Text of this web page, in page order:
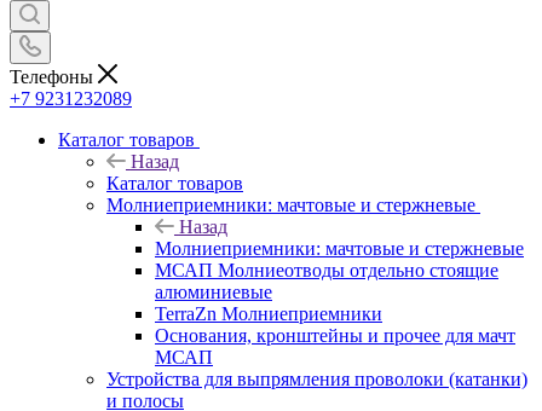
Телефоны
+7 9231232089
Каталог товаров
Назад
Каталог товаров
Молниеприемники: мачтовые и стержневые
Назад
Молниеприемники: мачтовые и стержневые
МСАП Молниеотводы отдельно стоящие
алюминиевые
TerraZn Молниеприемники
Основания, кронштейны и прочее для мачт
МСАП
Устройства для выпрямления проволоки (катанки)
и полосы